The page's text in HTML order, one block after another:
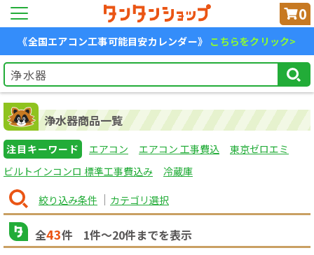
0
《全国エアコン工事可能目安カレンダー》 こちらをクリック>
浄水器商品一覧
注目キーワード エアコン エアコン 工事費込
東京ゼロエミ
ビルトインコンロ 標準工事費込み
冷蔵庫
絞り込み条件 カテゴリ選択
全43件 1件〜20件までを表示